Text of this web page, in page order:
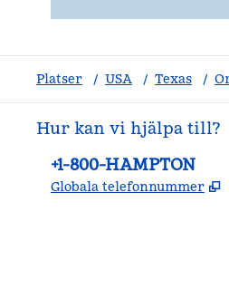
Platser / USA / Texas /
Hur kan vi hjälpa till?
Telefon:
+1-800-HAMPTON
Globala telefonnummer ,